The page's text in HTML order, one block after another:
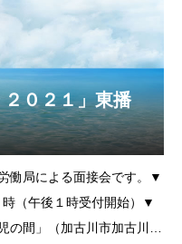
０２１」東播
働局による面接会です。▼
（午後１時受付開始）▼
間」（加古川市加古川町